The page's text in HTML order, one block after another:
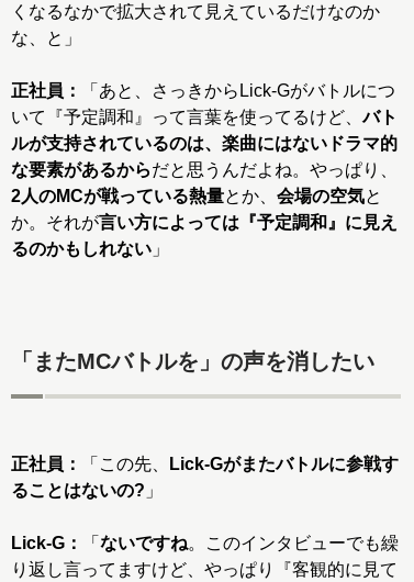
くなるなかで拡大されて見えているだけなのか
な、と」
正社員：
「あと、さっきからLick-Gがバトルにつ
いて『予定調和』って言葉を使ってるけど、バト
ルが支持されているのは、楽曲にはないドラマ的
な要素があるからだと思うんだよね。やっぱり、
2人のMCが戦っている熱量とか、 会場の空気と
か。それが言い方によっては『予定調和』に見え
るのかもしれない 」
「またMCバトルを」の声を消したい
正社員： 「この先、
Lick-Gがまたバトルに参戦す
ることはないの? 」
Lick-G： 「 ないですね。このインタビューでも繰
り返し言ってますけど、やっぱり『客観的に見て